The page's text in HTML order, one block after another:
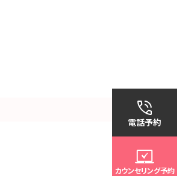
電話予約
カウンセリング予約